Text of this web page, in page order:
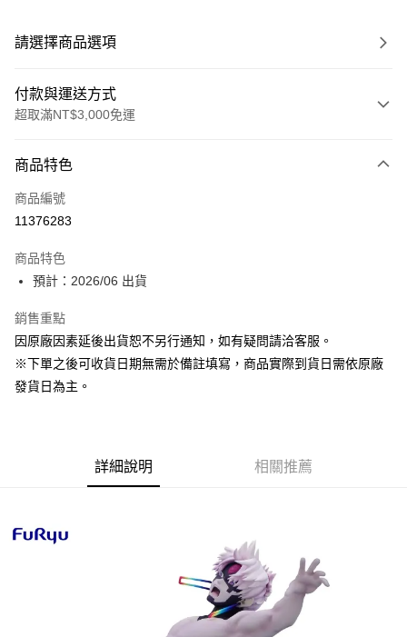
請選擇商品選項
付款與運送方式
超取滿NT$3,000免運
信用卡一次付款
超商取貨付款
大哥付你分期
【大哥付你分期使用說明】
1.本服務由台灣大哥大提供，台灣大哥大用戶可立即使用無須另外申請。
流程，驗證手機門號後，選擇欲分期的期數、繳款截止日，確認付款後即完
成交易。
【繳款方式說明】
1.分期款項不併入電信帳單，「大哥付你分期」於每月結算日後寄送繳費提
帳／街口支付／iPASS MONEY」等通路繳費。
1.本服務係由「台灣大哥大股份有限公司」（以下簡稱本公司）所提供，讓
用戶於交易時，得透過本服務購買商品或服務，並由商店將買賣／分期付款
買賣價金債權讓與本公司後，依約使用本公司帳單繳交帳款。
2.基於同意付款使用「大哥付你分期」之契約關係目的，商店將以您的個人
ATM付款
運送方式
預購-付款後全家取貨(舊)
每筆NT$90，滿NT$3,000(含以上)免運費
每筆NT$90，滿NT$3,000(含以上)免運費
每筆NT$90，滿NT$3,000(含以上)免運費
商品特色
商品編號
11376283
商品特色
預計：2026/06 出貨
銷售重點
因原廠因素延後出貨恕不另行通知，如有疑問請洽客服。
※下單之後可收貨日期無需於備註填寫，商品實際到貨日需依原廠
發貨日為主。
詳細說明 相關推薦